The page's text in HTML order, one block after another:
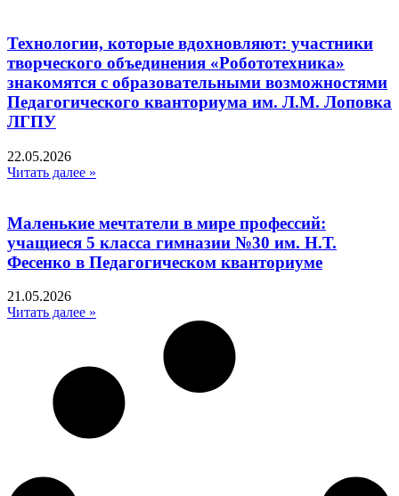
Технологии, которые вдохновляют: участники
творческого объединения «Робототехника»
знакомятся с образовательными возможностями
Педагогического кванториума им. Л.М. Лоповка
ЛГПУ
22.05.2026
Читать далее »
Маленькие мечтатели в мире профессий:
учащиеся 5 класса гимназии №30 им. Н.Т.
Фесенко в Педагогическом кванториуме
21.05.2026
Читать далее »